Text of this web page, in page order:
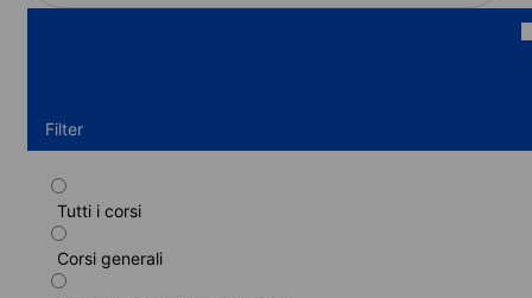
Filter
Tutti i corsi
Corsi generali
Corso standard
Durata: 1 - 52 settimane
Livelli: Principiante a Avanzato (C1)